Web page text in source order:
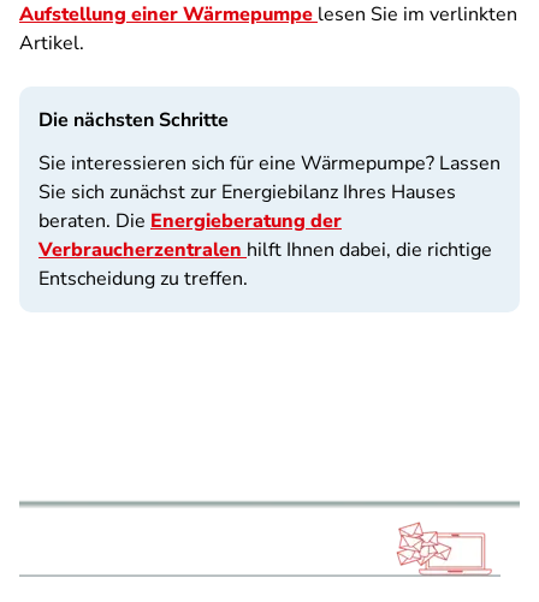
Aufstellung einer Wärmepumpe lesen Sie im verlinkten
Artikel.
Die nächsten Schritte
Sie interessieren sich für eine Wärmepumpe? Lassen
Sie sich zunächst zur Energiebilanz Ihres Hauses
beraten. Die Energieberatung der
Verbraucherzentralen hilft Ihnen dabei, die richtige
Entscheidung zu treffen.